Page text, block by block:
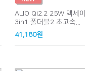
ALIO Qi2.2 25W 맥세
3in1 폴더블2 초고속...
41,180원